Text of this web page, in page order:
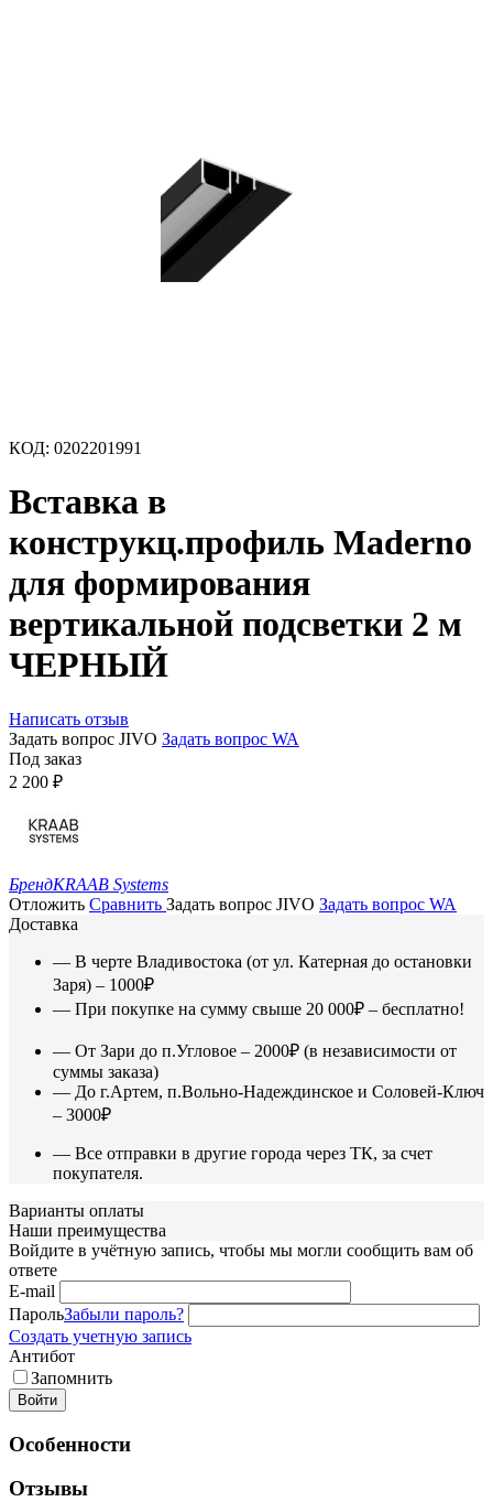
КОД: 0202201991
Вставка в
конструкц.профиль Maderno
для формирования
вертикальной подсветки 2 м
ЧЕРНЫЙ
Написать отзыв
Задать вопрос JIVO Задать вопрос WA
Под заказ
2 200 ₽
БрендKRAAB Systems
Отложить Сравнить Задать вопрос JIVO Задать вопрос WA
Доставка
— В черте Владивостока (от ул. Катерная до остановки
Заря) – 1000₽
— При покупке на сумму свыше 20 000₽ – бесплатно!
— От Зари до п.Угловое – 2000₽ (в независимости от
суммы заказа)
— До г.Артем, п.Вольно-Надеждинское и Соловей-Ключ
– 3000₽
— Все отправки в другие города через ТК, за счет
покупателя.
Варианты оплаты
Наши преимущества
Войдите в учётную запись, чтобы мы могли сообщить вам об
ответе
E-mail
ПарольЗабыли пароль?
Создать учетную запись
Антибот
Запомнить
Войти
Особенности
Отзывы